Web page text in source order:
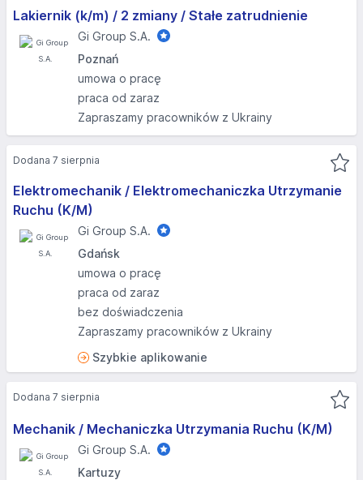
Lakiernik (k/m) / 2 zmiany / Stałe zatrudnienie
Gi Group S.A.
Poznań
umowa o pracę
praca od zaraz
Zapraszamy pracowników z Ukrainy
Elektromechanik / Elektromechaniczka Utrzymanie
Ruchu (K/M)
Gi Group S.A.
Gdańsk
umowa o pracę
praca od zaraz
bez doświadczenia
Zapraszamy pracowników z Ukrainy
Szybkie aplikowanie
Dodana 7 sierpnia
Mechanik / Mechaniczka Utrzymania Ruchu (K/M)
Gi Group S.A.
Kartuzy
Dodana 7 sierpnia